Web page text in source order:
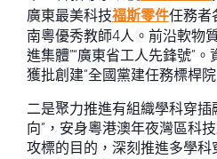
廣東最美科技福斯零件任務者
南粵優秀教師4人。前沿軟物
進集體”“廣東省工人先鋒號”
獲批創建“全國黨建任務標桿院
二是聚力推進有組織學科穿插
向”，安身粵港澳年夜灣區科
攻標的目的，深刻推進多學